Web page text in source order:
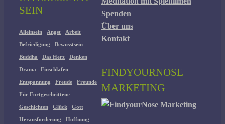
SEIN
Alleinsein Angst Arbeit
Befriedigung Bewusstsein
Buddha Das Herz Denken
Drama Einschlafen
Entspannung Freude Freunde
Für Fortgeschrittene
Geschichten Glück Gott
Herausforderung Hoffnung
Spenden
Über uns
Kontakt
FINDYOURNOSE
MARKETING